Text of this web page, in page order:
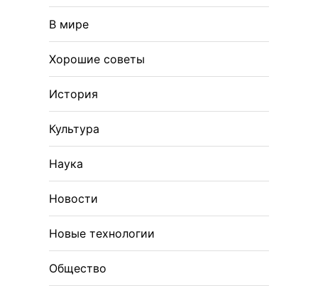
В мире
Хорошие советы
История
Культура
Наука
Новости
Новые технологии
Общество